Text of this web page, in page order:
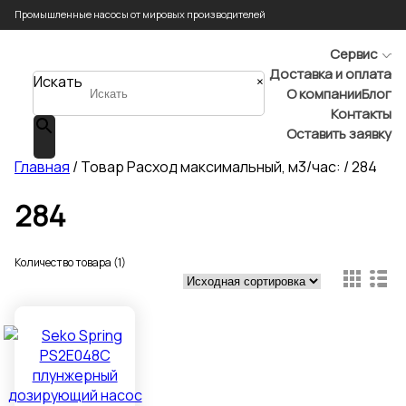
Промышленные насосы от мировых производителей
Искать ×
Сервис
Доставка и оплата
О компанииБлог
Контакты
Оставить заявку
Главная / Товар Расход максимальный, м3/час: / 284
284
Количество товара (1)